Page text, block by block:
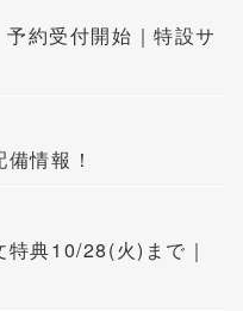
約受付開始｜特設サ
情報！
特典10/28(火)まで｜